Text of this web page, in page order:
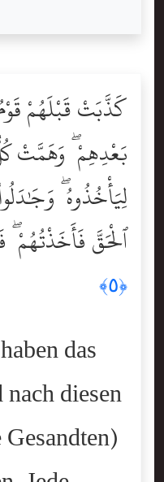
كَذَّبَتْ قَبْلَهُمْ
بَعْدِهِمْ ۖ وَهَمَّتْ
لِيَأْخُذُوهُ
ٱلْحَقَّ
﴿٥﴾
das
diesen